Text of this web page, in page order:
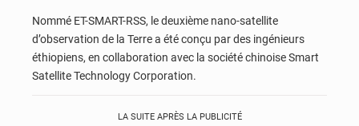
Nommé ET-SMART-RSS, le deuxième nano-satellite
d’observation de la Terre a été conçu par des ingénieurs
éthiopiens, en collaboration avec la société chinoise Smart
Satellite Technology Corporation.
LA SUITE APRÈS LA PUBLICITÉ